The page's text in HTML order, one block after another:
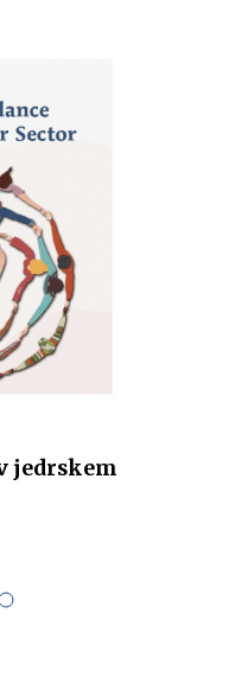
jedrskem